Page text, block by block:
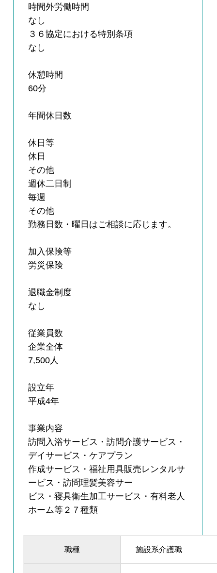
時間外労働時間
なし
３６協定における特別条項
なし
休憩時間
60分
年間休日数
休日等
休日
その他
週休二日制
毎週
その他
勤務日数・曜日はご相談に応じます。
加入保険等
労災保険
退職金制度
なし
従業員数
企業全体
7,500人
設立年
平成4年
事業内容
訪問入浴サービス・訪問介護サービス・
デイサービス・ケアプラン
作成サービス・福祉用具販売レンタルサ
ービス・訪問理髪美容サー
ビス・寝具衛生加工サービス・有料老人
ホーム等２７種類
職種 施設系介護職